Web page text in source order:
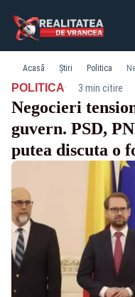
Acasă Știri Politica
POLITICA· 3 min citire
Negocieri
guvern. PSD,
putea discuta o